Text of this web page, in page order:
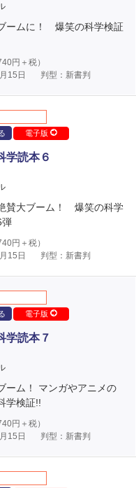
ームに！ 爆笑の科学検証
円＋税）
15日
判型：新書判
電子版
学読本６
賛大ブーム！ 爆笑の科学
弾
円＋税）
15日
判型：新書判
電子版
学読本７
ーム！ マンガやアニメの
学検証!!
円＋税）
15日
判型：新書判